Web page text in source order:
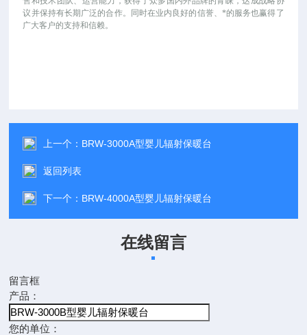
议并保持有长期广泛的合作。同时在业内良好的信誉、*的服务也赢得了
广大客户的支持和信赖。
上一个： BRW-3000A型婴儿辐射保暖台
返回列表
下一个： BRW-4000A型婴儿辐射保暖台
在线留言
留言框
产品：
您的单位：